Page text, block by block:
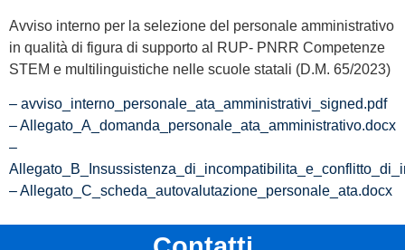
Avviso interno per la selezione del personale amministrativo
in qualità di figura di supporto al RUP- PNRR Competenze
STEM e multilinguistiche nelle scuole statali (D.M. 65/2023)
– avviso_interno_personale_ata_amministrativi_signed.pdf
– Allegato_A_domanda_personale_ata_amministrativo.docx
–
– Allegato_C_scheda_autovalutazione_personale_ata.docx